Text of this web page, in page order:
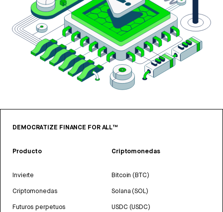
DEMOCRATIZE FINANCE FOR ALL™
Producto
Invierte
Criptomonedas
Futuros perpetuos
Criptomonedas
Bitcoin (BTC)
Solana (SOL)
USDC (USDC)